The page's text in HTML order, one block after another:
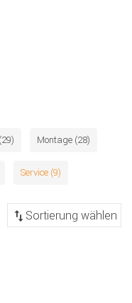
Montage (28)
Service (9)